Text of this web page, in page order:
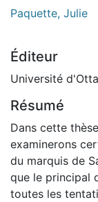
Paquette, Julie
Éditeur
Université
Résumé
Dans cette
examinerons
du marquis de
que le principal
toutes les